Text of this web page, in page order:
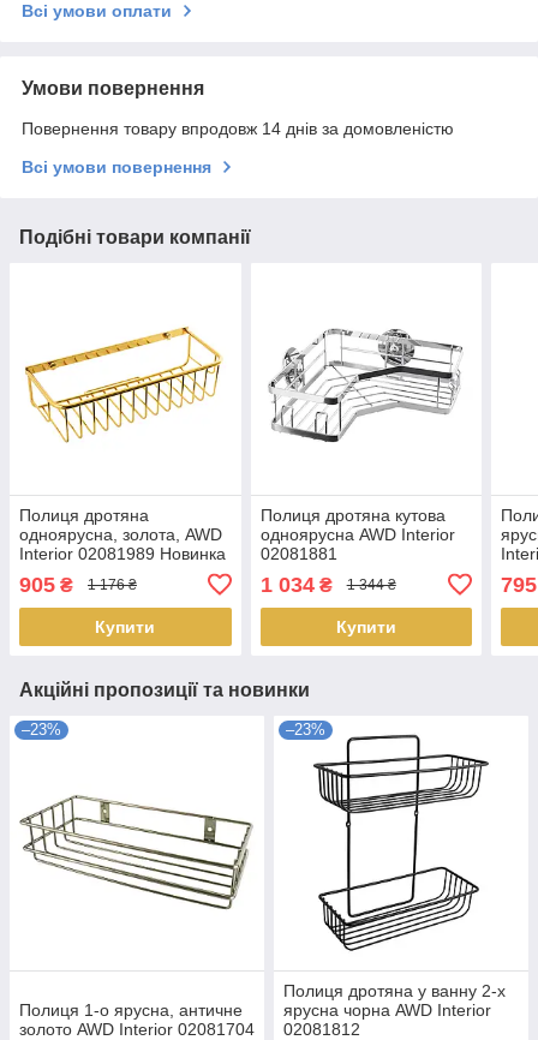
Всі умови оплати
Умови повернення
Повернення товару впродовж 14 днів за домовленістю
Всі умови повернення
Подібні товари компанії
Полиця дротяна
одноярусна, золота, AWD
Interior 02081989 Новинка
905 ₴ 1 176 ₴
Купити
Полиця дротяна кутова
одноярусна AWD Interior
02081881
1 034₴ 1 344 ₴
Купити
795
Акційні пропозиції та новинки
–23%
Полиця 1-о ярусна, античне
золото AWD Interior 02081704
–23%
Полиця дротяна у ванну 2-х
ярусна чорна AWD Interior
02081812